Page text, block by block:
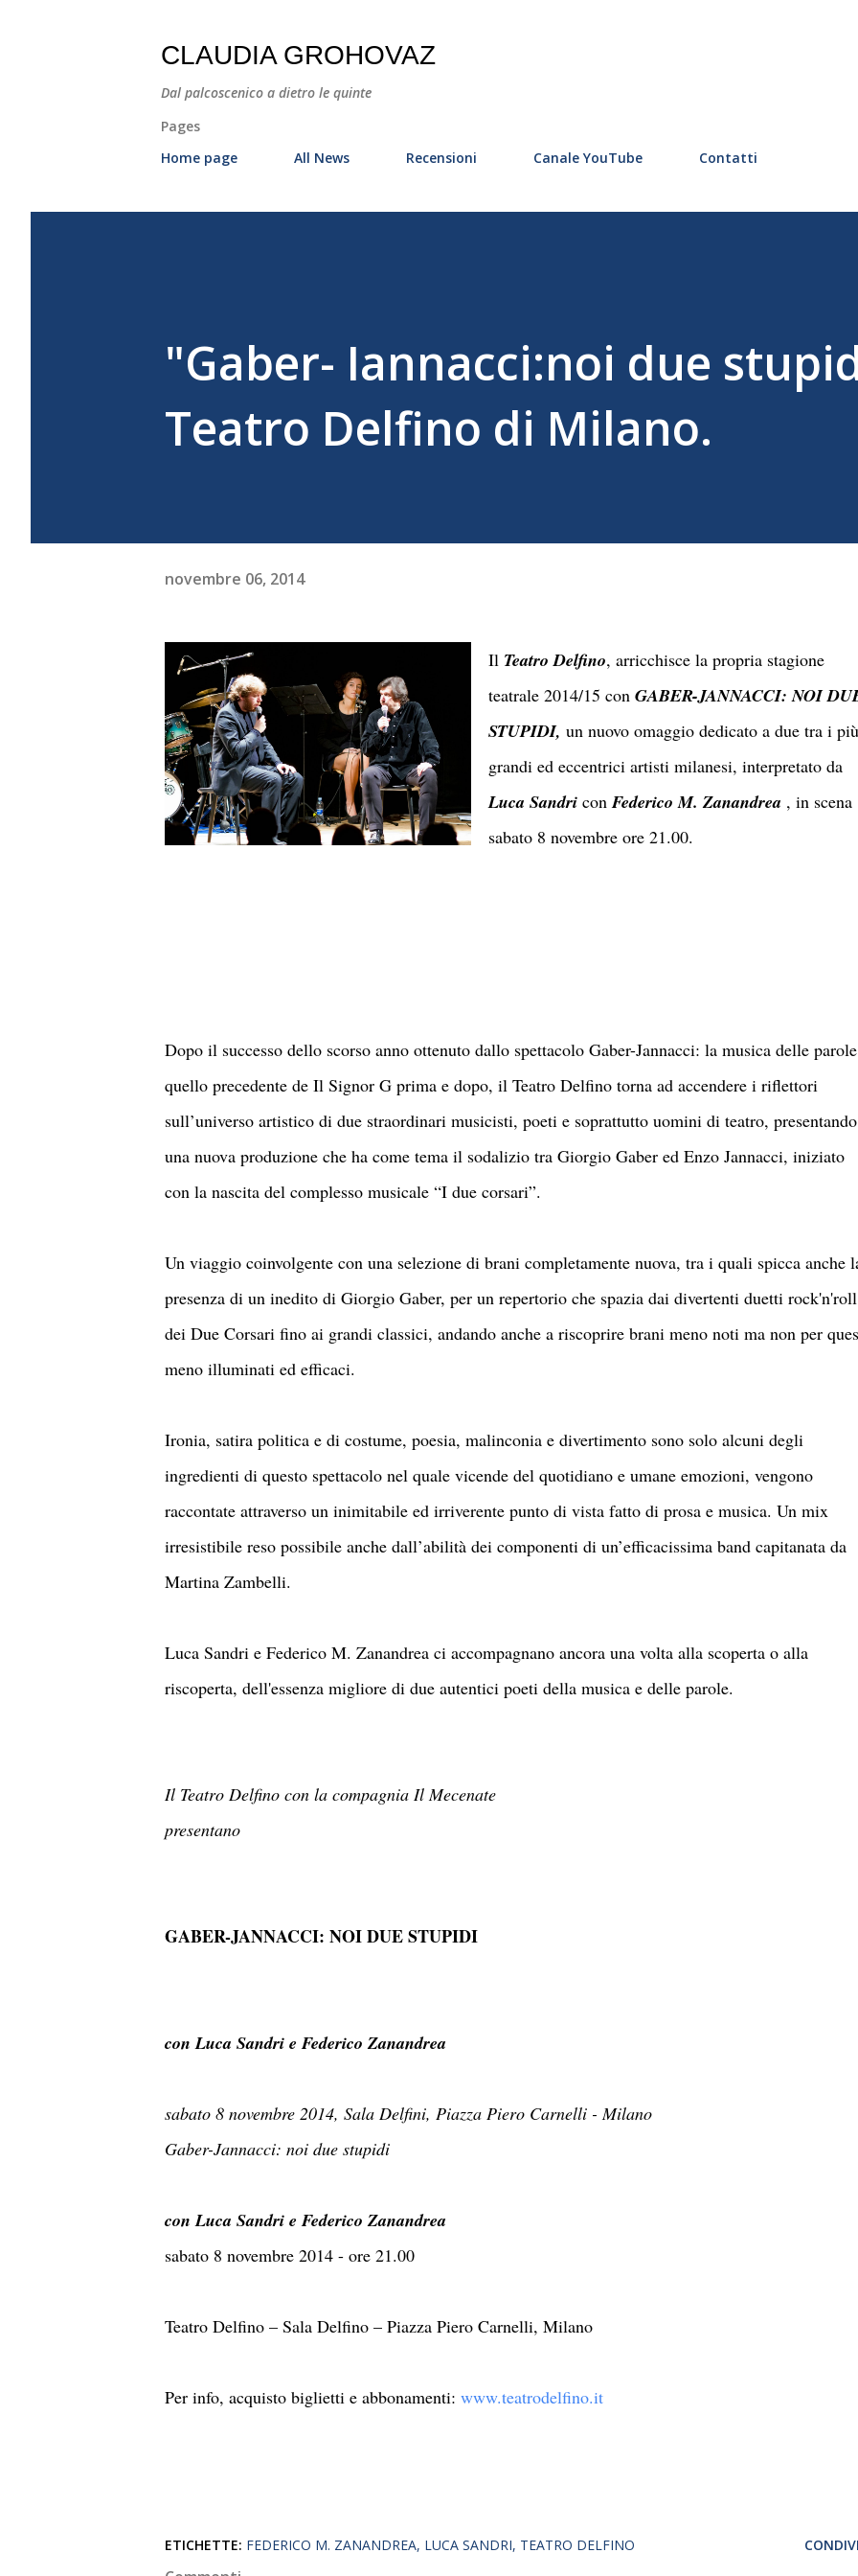
CLAUDIA GROHOVAZ
Dal palcoscenico a dietro le quinte
Pages
Home page
All News Recensioni Canale YouTube Contatti
"Gaber- Iannacci:noi due
Teatro Delfino di Milano.
novembre 06, 2014
Il Teatro Delfino, arricchisce la propria stagione
teatrale 2014/15 con GABER-JANNACCI: NOI
STUPIDI, un nuovo omaggio dedicato a due tra i più
grandi ed eccentrici artisti milanesi, interpretato da
Luca Sandri conFederico M. Zanandrea , in scena
sabato 8 novembre ore 21.00.
Dopo il successo dello scorso anno ottenuto dallo spettacolo Gaber-Jannacci: la musica delle
quello precedente de Il Signor G prima e dopo, il Teatro Delfino torna ad accendere i riflettori
sull’universo artistico di due straordinari musicisti, poeti e soprattutto uomini di teatro, presentando
una nuova produzione che ha come tema il sodalizio tra Giorgio Gaber ed Enzo Jannacci, iniziato
con la nascita del complesso musicale “I due corsari”.
Un viaggio coinvolgente con una selezione di brani completamente nuova, tra i quali spicca anche
presenza di un inedito di Giorgio Gaber, per un repertorio che spazia dai divertenti duetti rock'n'roll
dei Due Corsari fino ai grandi classici, andando anche a riscoprire brani meno noti ma non per
meno illuminati ed efficaci.
Ironia, satira politica e di costume, poesia, malinconia e divertimento sono solo alcuni degli
ingredienti di questo spettacolo nel quale vicende del quotidiano e umane emozioni, vengono
raccontate attraverso un inimitabile ed irriverente punto di vista fatto di prosa e musica. Un mix
irresistibile reso possibile anche dall’abilità dei componenti di un’efficacissima band capitanata da
Martina Zambelli.
Luca Sandri e Federico M. Zanandrea ci accompagnano ancora una volta alla scoperta o alla
riscoperta, dell'essenza migliore di due autentici poeti della musica e delle parole.
Il Teatro Delfino con la compagnia Il Mecenate
presentano
GABER-JANNACCI: NOI DUE STUPIDI
con Luca Sandri e Federico Zanandrea
sabato 8 novembre 2014, Sala Delfini, Piazza Piero Carnelli - Milano
Gaber-Jannacci: noi due stupidi
con Luca Sandri e Federico Zanandrea
sabato 8 novembre 2014 - ore 21.00
Teatro Delfino – Sala Delfino – Piazza Piero Carnelli, Milano
Per info, acquisto biglietti e abbonamenti: www.teatrodelfino.it
ETICHETTE: FEDERICO M. ZANANDREA LUCA SANDRI TEATRO DELFINO